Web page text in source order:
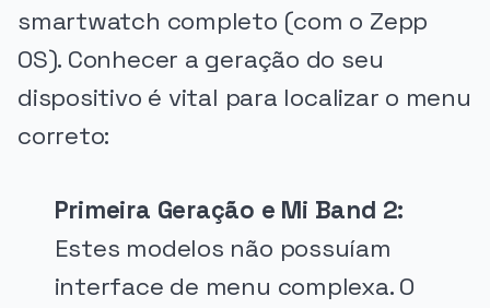
smartwatch completo (com o Zepp
OS). Conhecer a geração do seu
dispositivo é vital para localizar o menu
correto:
Primeira Geração e Mi Band 2:
Estes modelos não possuíam
interface de menu complexa. O